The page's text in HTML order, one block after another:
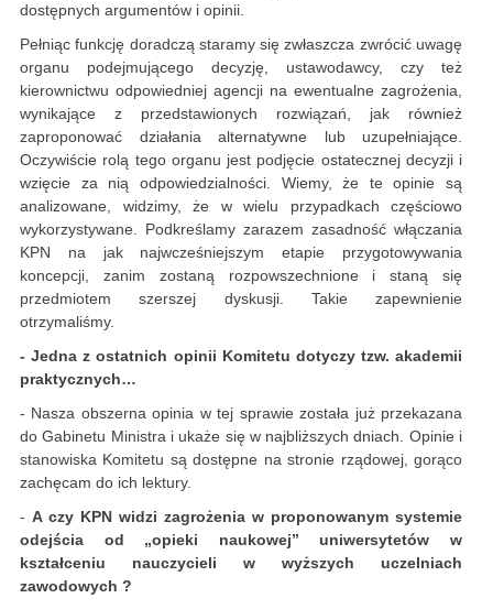
dostępnych argumentów i opinii.
Pełniąc funkcję doradczą staramy się zwłaszcza zwrócić uwagę
organu podejmującego decyzję, ustawodawcy, czy też
kierownictwu odpowiedniej agencji na ewentualne zagrożenia,
wynikające z przedstawionych rozwiązań, jak również
zaproponować działania alternatywne lub uzupełniające.
Oczywiście rolą tego organu jest podjęcie ostatecznej decyzji i
wzięcie za nią odpowiedzialności. Wiemy, że te opinie są
analizowane, widzimy, że w wielu przypadkach częściowo
wykorzystywane. Podkreślamy zarazem zasadność włączania
KPN na jak najwcześniejszym etapie przygotowywania
koncepcji, zanim zostaną rozpowszechnione i staną się
przedmiotem szerszej dyskusji. Takie zapewnienie
otrzymaliśmy.
- Jedna z ostatnich opinii Komitetu dotyczy tzw. akademii
praktycznych…
- Nasza obszerna opinia w tej sprawie została już przekazana
do Gabinetu Ministra i ukaże się w najbliższych dniach. Opinie i
stanowiska Komitetu są dostępne na stronie rządowej, gorąco
zachęcam do ich lektury.
- A czy KPN widzi zagrożenia w proponowanym systemie
odejścia od „opieki naukowej” uniwersytetów w
kształceniu nauczycieli w wyższych uczelniach
zawodowych ?